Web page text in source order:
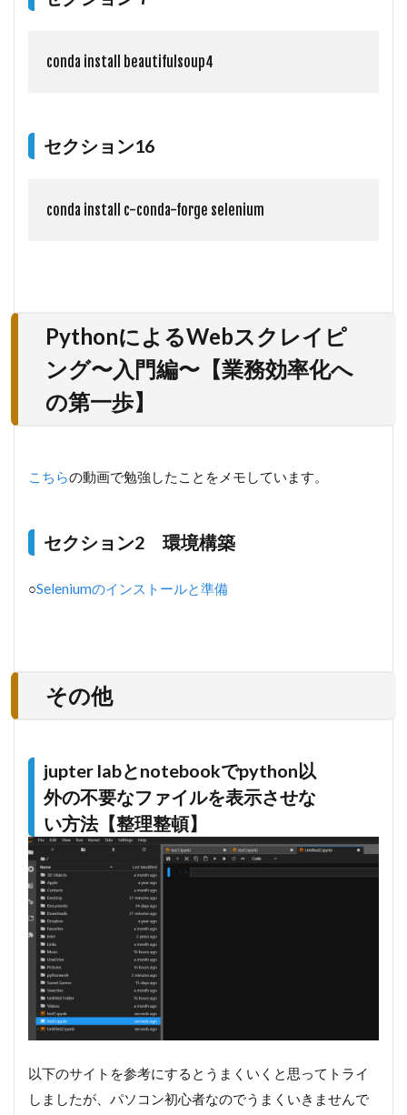
conda install beautifulsoup4
セクション16
conda install c-conda-forge selenium
PythonによるWebスクレイピ
ング〜入門編〜【業務効率化へ
の第一歩】
こちらの動画で勉強したことをメモしています。
セクション2 環境構築
○Seleniumのインストールと準備
その他
jupter labとnotebookでpython以
外の不要なファイルを表示させな
い方法【整理整頓】
以下のサイトを参考にするとうまくいくと思ってトライ
しましたが、パソコン初心者なのでうまくいきませんで